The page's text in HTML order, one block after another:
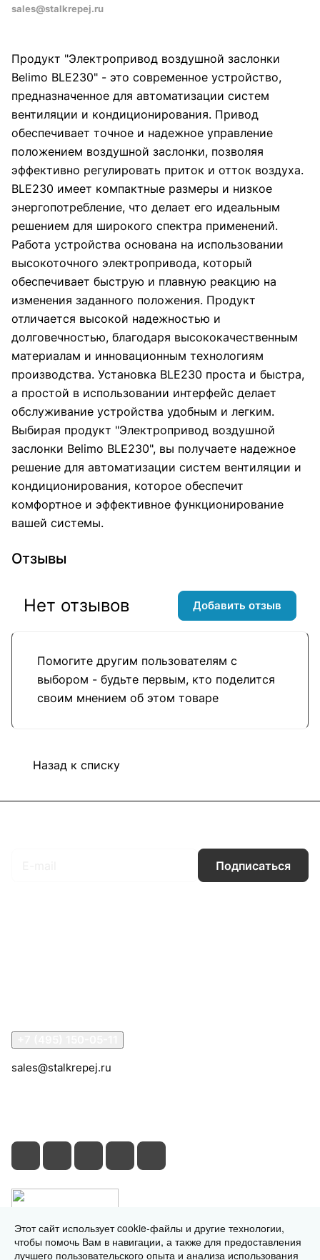
sales@stalkrepej.ru
Продукт "Электропривод воздушной заслонки
Belimo BLE230" - это современное устройство,
предназначенное для автоматизации систем
вентиляции и кондиционирования. Привод
обеспечивает точное и надежное управление
положением воздушной заслонки, позволяя
эффективно регулировать приток и отток воздуха.
BLE230 имеет компактные размеры и низкое
энергопотребление, что делает его идеальным
решением для широкого спектра применений.
Работа устройства основана на использовании
высокоточного электропривода, который
обеспечивает быструю и плавную реакцию на
изменения заданного положения. Продукт
отличается высокой надежностью и
долговечностью, благодаря высококачественным
материалам и инновационным технологиям
производства. Установка BLE230 проста и быстра,
а простой в использовании интерфейс делает
обслуживание устройства удобным и легким.
Выбирая продукт "Электропривод воздушной
заслонки Belimo BLE230", вы получаете надежное
решение для автоматизации систем вентиляции и
кондиционирования, которое обеспечит
комфортное и эффективное функционирование
вашей системы.
Отзывы
Помогите другим пользователям с
выбором - будьте первым, кто поделится
своим мнением об этом товаре
Нет отзывов Добавить отзыв
Назад к списку
Подписаться
sales@stalkrepej.ru
Этот сайт использует cookie-файлы и другие технологии,
чтобы помочь Вам в навигации, а также для предоставления
лучшего пользовательского опыта и анализа использования